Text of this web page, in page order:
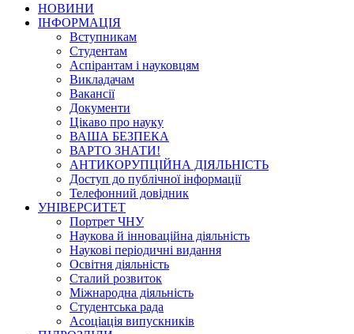
НОВИНИ
ІНФОРМАЦІЯ
Вступникам
Студентам
Аспірантам і науковцям
Викладачам
Вакансії
Документи
Цікаво про науку
ВАША БЕЗПЕКА
ВАРТО ЗНАТИ!
АНТИКОРУПЦІЙНА ДІЯЛЬНІСТЬ
Доступ до публічної інформації
Телефонний довідник
УНІВЕРСИТЕТ
Портрет ЧНУ
Наукова й інноваційна діяльність
Наукові періодичні видання
Освітня діяльність
Сталий розвиток
Міжнародна діяльність
Студентська рада
Асоціація випускників